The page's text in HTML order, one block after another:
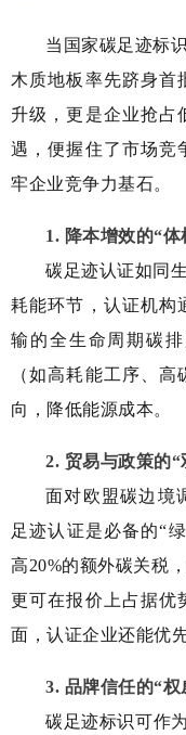
当国家碳足迹标
木质地板率先跻身首
升级，更是企业抢占
遇，便握住了市场竞
牢企业竞争力基石。
1. 降本增效的“体
碳足迹认证如同
耗能环节，认证机构
输的全生命周期碳
（如高耗能工序、
向，降低能源成本。
2. 贸易与政策的“
面对欧盟碳边境
足迹认证是必备的“
高20%的额外碳关税
更可在报价上占据优
面，认证企业还能优
3. 品牌信任的“权
碳足迹标识可作